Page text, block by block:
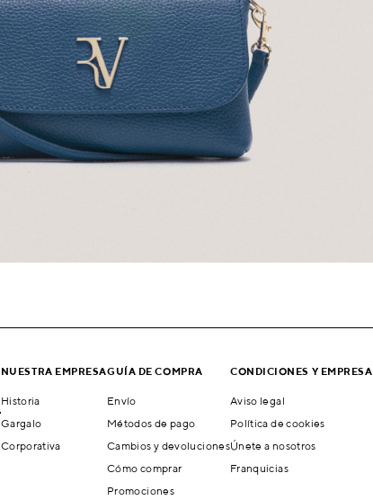
NUESTRA EMPRESA
Historia
Gargalo
Corporativa
GUÍA DE COMPRA
Envío
Métodos de pago
Cambios y devoluciones
Cómo comprar
Promociones
CONDICIONES Y EMPRESA
Aviso legal
Política de cookies
Únete a nosotros
Franquicias